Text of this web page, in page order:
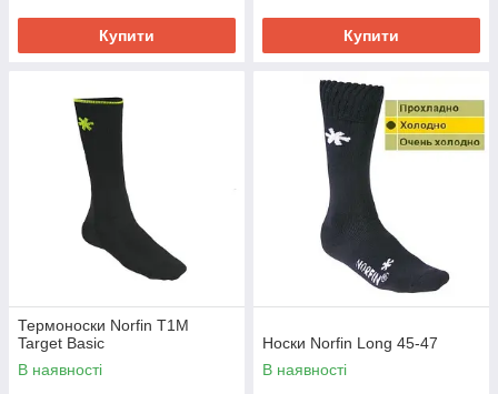
Купити Купити
Термоноски Norfin T1M
Target Basic
В наявності
Носки Norfin Long 45-47
В наявності